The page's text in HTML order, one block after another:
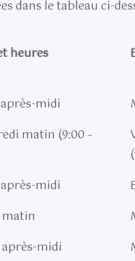
dans le tableau ci-
heures
midi
matin (9:00 –
midi
midi